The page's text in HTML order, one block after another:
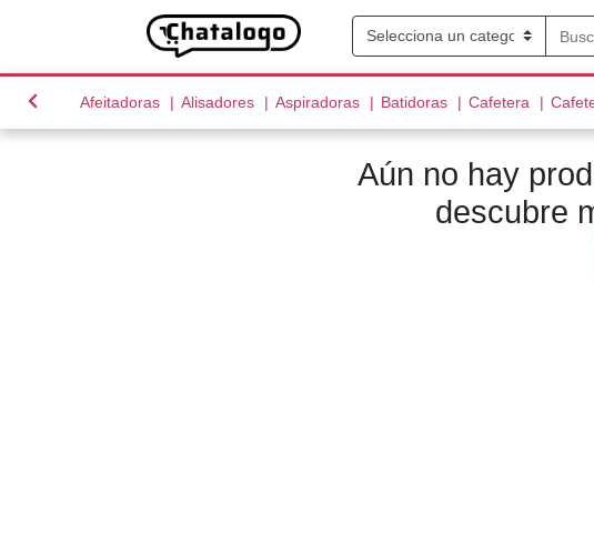
Afeitadoras (current)
Alisadores (current)
Aspiradoras (current)
Batidoras (current)
Cafetera (current)
Aún no hay
descubre